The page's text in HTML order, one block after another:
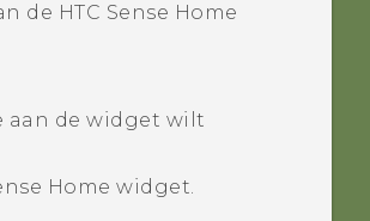
de HTC Sense Home
aan de widget wilt
Home widget.